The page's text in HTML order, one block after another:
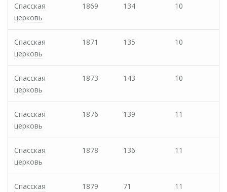
Спасская
церковь
1869 134 10
Спасская
церковь
1871 135 10
Спасская
церковь
1873 143 10
Спасская
церковь
1876 139 11
Спасская
церковь
1878 136 11
Спасская
1879 71 11